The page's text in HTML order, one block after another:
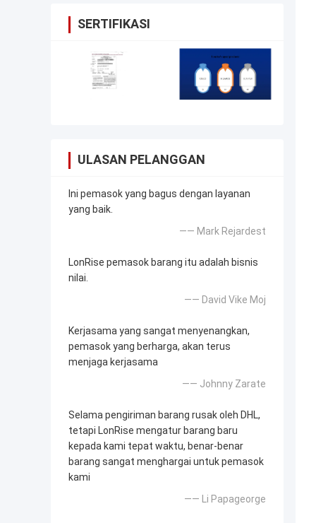
SERTIFIKASI
ULASAN PELANGGAN
Ini pemasok yang bagus dengan layanan
yang baik.
—— Mark Rejardest
LonRise pemasok barang itu adalah bisnis
nilai.
—— David Vike Moj
Kerjasama yang sangat menyenangkan,
pemasok yang berharga, akan terus
menjaga kerjasama
—— Johnny Zarate
Selama pengiriman barang rusak oleh DHL,
tetapi LonRise mengatur barang baru
kepada kami tepat waktu, benar-benar
barang sangat menghargai untuk pemasok
kami
—— Li Papageorge